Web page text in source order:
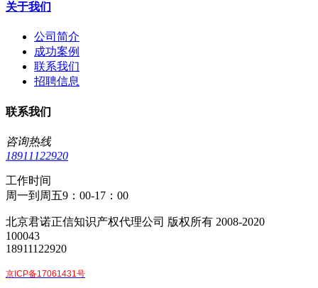
关于我们
公司简介
成功案例
联系我们
招聘信息
联系我们
咨询热线
18911122920
工作时间
周一到周五9：00-17：00
北京君诺正信知识产权代理公司 版权所有 2008-2020
100043
18911122920
京ICP备17061431号